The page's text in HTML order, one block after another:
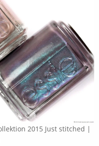
2015 Just stitched |